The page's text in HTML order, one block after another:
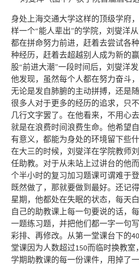
身处上海交通大学这样的顶级学府
样一个“能人辈出”的学院，刘燮洋
都在拼命努力前进，赶着去尝试各
种经历，赶着去超越别人成为新的
股“前进大潮”一段时间后，刘燮洋
他发现，虽然每个人都在努力奋斗
无论是发自肺腑的主动拼搏，还是
很多人对于更多的经历的追求，只
几行文字罢了。在他看来，不用心
就是在浪费时间浪费生命。他希望
有意义，都能为身处的环境留下些什
在大三的时候，刘燮洋在学院教师
任助教。对于从未站上过讲台的他
个半小时的复习加习题课可谓难于
既然做了，那就要做到最好。还记
星期，他都处在失眠的状态，每天
自己的助教课上每一句要说的话，
一题练习题，并把他们都一字一句
彩排、再修改。从第一堂课台下的
堂课因为人数超过150而临时换教
学期助教课的每一份课件，用掉了